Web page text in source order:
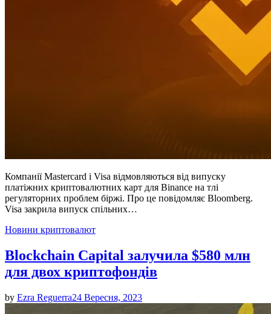
Компанії Mastercard і Visa відмовляються від випуску
платіжних криптовалютних карт для Binance на тлі
регуляторних проблем біржі. Про це повідомляє Bloomberg.
Visa закрила випуск спільних…
Posted
Новини криптовалют
Blockchain Capital залучила $580 млн
для двох криптофондів
by Ezra Reguerra24 Вересня, 2023